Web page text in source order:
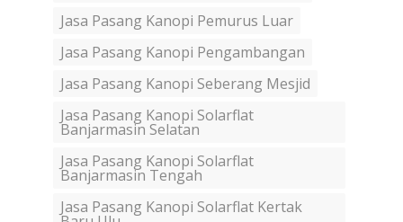
Jasa Pasang Kanopi Pemurus Luar
Jasa Pasang Kanopi Pengambangan
Jasa Pasang Kanopi Seberang Mesjid
Jasa Pasang Kanopi Solarflat
Banjarmasin Selatan
Jasa Pasang Kanopi Solarflat
Banjarmasin Tengah
Jasa Pasang Kanopi Solarflat Kertak